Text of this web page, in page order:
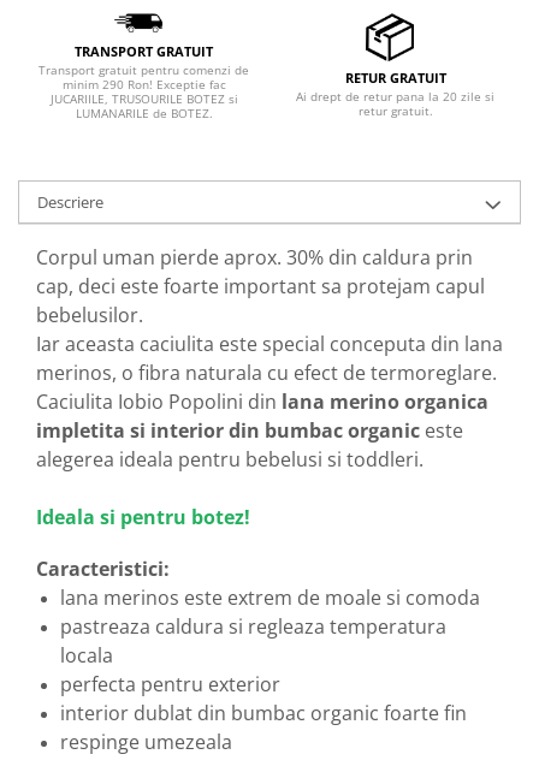
TRANSPORT GRATUIT
Transport gratuit pentru comenzi de
minim 290 Ron! Exceptie fac
JUCARIILE, TRUSOURILE BOTEZ si
LUMANARILE de BOTEZ.
RETUR GRATUIT
Ai drept de retur pana la 20 zile si
retur gratuit.
Descriere
Corpul uman pierde aprox. 30% din caldura prin
cap, deci este foarte important sa protejam capul
bebelusilor.
Iar aceasta caciulita este special conceputa din lana
merinos, o fibra naturala cu efect de termoreglare.
Caciulita Iobio Popolini din lana merino organica
impletita si interior din bumbac organic este
alegerea ideala pentru bebelusi si toddleri.
Ideala si pentru botez!
Caracteristici:
lana merinos este extrem de moale si comoda
pastreaza caldura si regleaza temperatura
locala
perfecta pentru exterior
interior dublat din bumbac organic foarte fin
respinge umezeala